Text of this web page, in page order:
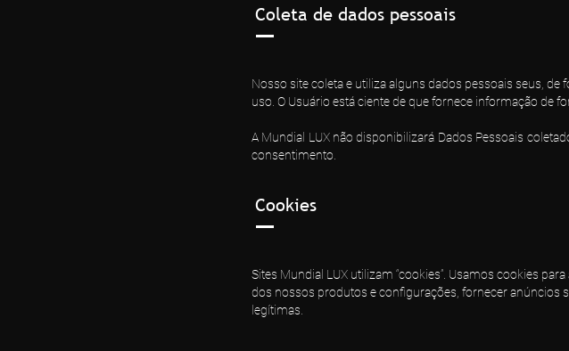
Coleta de dados pessoais
Nosso site coleta e utiliza alguns dados pessoais seus,
uso. O Usuário está ciente de que fornece informação de
A Mundial LUX não disponibilizará Dados Pessoais
consentimento.
Cookies
Sites Mundial LUX utilizam “cookies”. Usamos cookies
dos nossos produtos e configurações, fornecer anúncios
legítimas.